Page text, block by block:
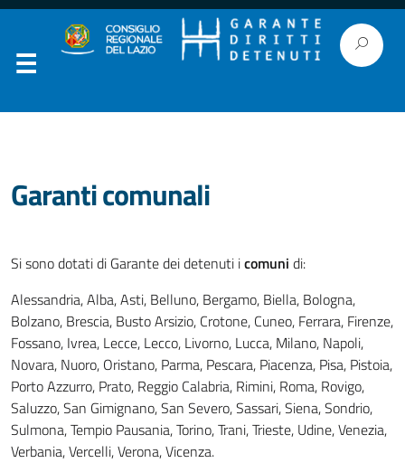
Garanti comunali
Si sono dotati di Garante dei detenuti icomuni di:
Alessandria, Alba, Asti, Belluno, Bergamo, Biella, Bologna,
Bolzano, Brescia, Busto Arsizio, Crotone, Cuneo, Ferrara, Firenze,
Fossano, Ivrea, Lecce, Lecco, Livorno, Lucca, Milano, Napoli,
Novara, Nuoro, Oristano, Parma, Pescara, Piacenza, Pisa, Pistoia,
Porto Azzurro, Prato, Reggio Calabria, Rimini, Roma, Rovigo,
Saluzzo, San Gimignano, San Severo, Sassari, Siena, Sondrio,
Sulmona, Tempio Pausania, Torino, Trani, Trieste, Udine, Venezia,
Verbania, Vercelli, Verona, Vicenza.